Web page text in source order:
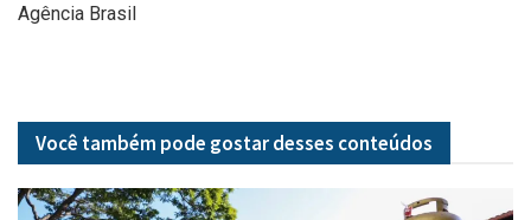
Agência Brasil
Você também pode gostar desses conteúdos